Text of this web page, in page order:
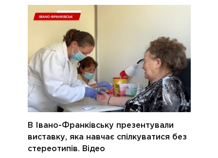
В Івано-Франківську презентували
виставку, яка навчає спілкуватися без
стереотипів. Відео